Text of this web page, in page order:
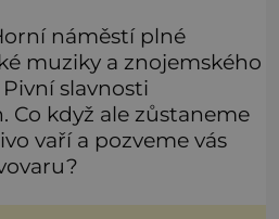
náměstí plné
muziky a znojemského
slavnosti
Co když ale zůstaneme
vaří a pozveme vás